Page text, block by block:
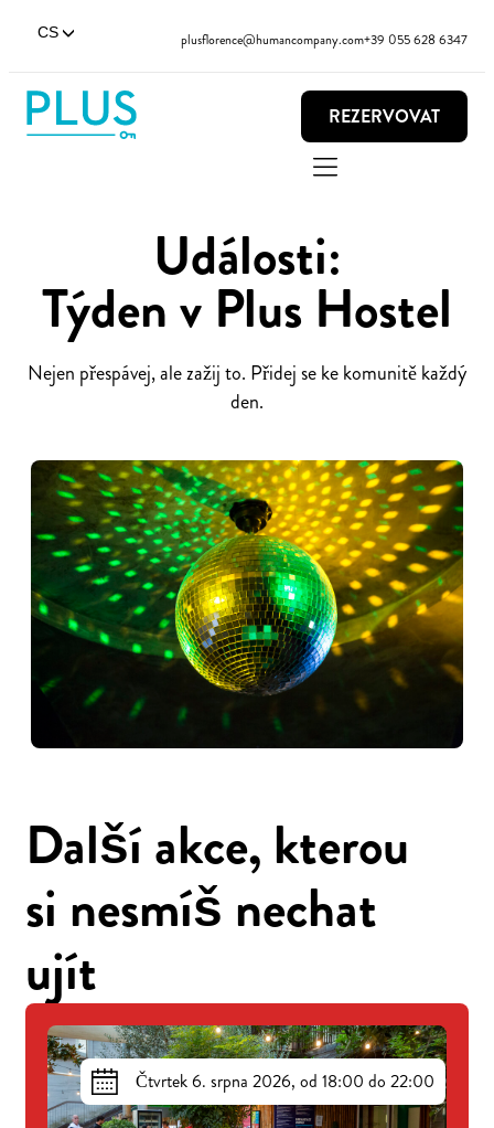
CS plusflorence@humancompany.com+39 055 628 6347
REZERVOVAT
Události:
Týden v Plus Hostel
Nejen přespávej, ale zažij to. Přidej se ke komunitě každý
den.
Další akce, kterou
si nesmíš nechat
ujít
Čtvrtek 6. srpna 2026, od 18:00 do 22:00